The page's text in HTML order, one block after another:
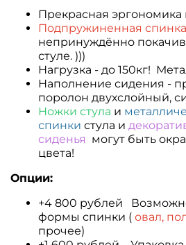
Прекрасная эргономика
Подпружиненная
непринуждённо
стуле. )))
Нагрузка - до 150кг!
Наполнение сидения -
поролон двухслойный,
Ножки стула и
спинки стула и
сиденья могут быть
цвета!
Опции:
+4 800 рублей
формы спинки ( овал,
прочее)